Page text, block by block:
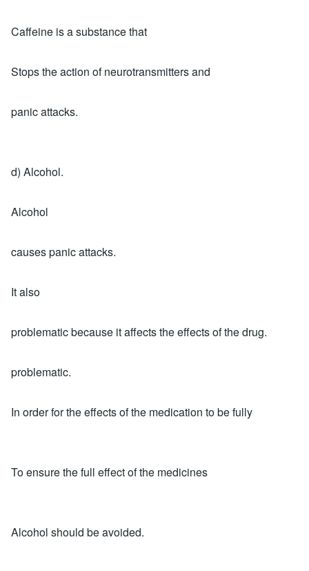
Caffeine is a substance that
Stops the action of neurotransmitters and
panic attacks.
d) Alcohol.
Alcohol
causes panic attacks.
It also
problematic because it affects the effects of the drug.
problematic.
In order for the effects of the medication to be fully
To ensure the full effect of the medicines
Alcohol should be avoided.